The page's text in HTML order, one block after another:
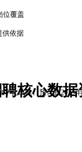
核心数
位覆盖
供依据
化改造。预计到2025